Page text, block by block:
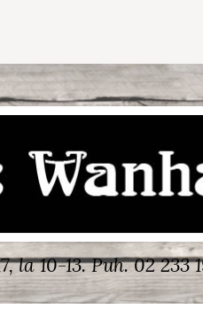
la 10-13.Puh. 02 233